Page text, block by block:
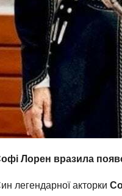
Лорен вразила
легендарної акторки